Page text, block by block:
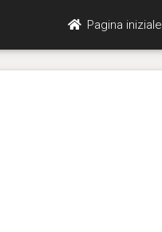
Pagina iniziale